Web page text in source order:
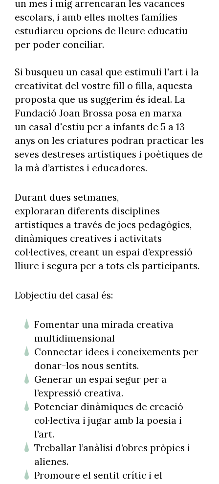
un mes i mig arrencaran les vacances
escolars, i amb elles moltes famílies
estudiareu opcions de lleure educatiu
per poder conciliar.
Si busqueu un casal que estimuli l'art i la
creativitat del vostre fill o filla, aquesta
proposta que us suggerim és ideal. La
Fundació Joan Brossa posa en marxa
un casal d'estiu per a infants de 5 a 13
anys on les criatures podran practicar les
seves destreses artístiques i poètiques de
la mà d’artistes i educadores.
Durant dues setmanes,
exploraran diferents disciplines
artístiques a través de jocs pedagògics,
dinàmiques creatives i activitats
col·lectives, creant un espai d’expressió
lliure i segura per a tots els participants.
L’objectiu del casal és:
Fomentar una mirada creativa
multidimensional
Connectar idees i coneixements per
donar-los nous sentits.
Generar un espai segur per a
l’expressió creativa.
Potenciar dinàmiques de creació
col·lectiva i jugar amb la poesia i
l’art.
Treballar l’anàlisi d’obres pròpies i
alienes.
Promoure el sentit crític i el